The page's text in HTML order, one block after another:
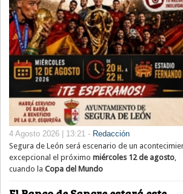
4 Agosto 2026 | 13:21 - Redacción
Segura de León será escenario de un
excepcional el próximo miércoles 12 de agosto
cuando la Copa del Mundo